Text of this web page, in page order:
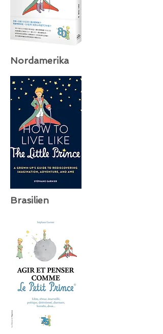
Nordamerika
Brasilien